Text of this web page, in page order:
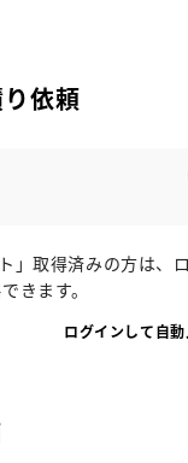
依頼
ト」取得済みの方は、
きます。
ログインして自動